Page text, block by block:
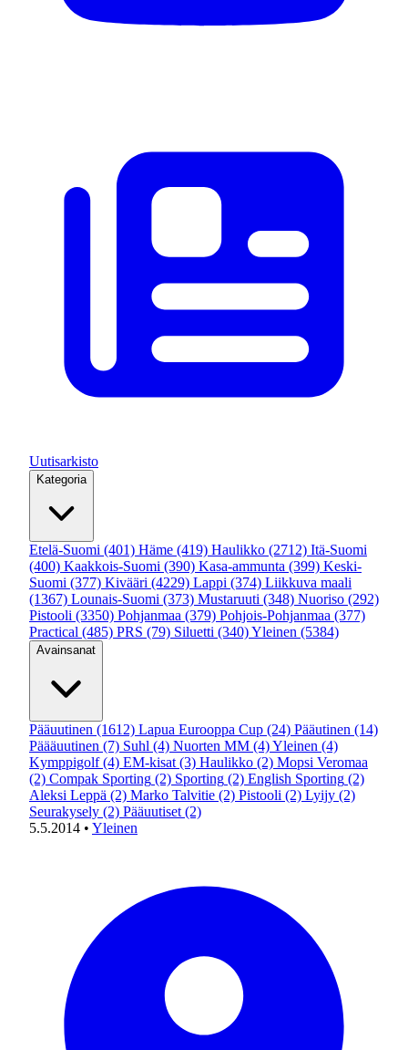
Uutisarkisto
Kategoria
Etelä-Suomi (401) Häme (419) Haulikko (2712) Itä-Suomi
(400) Kaakkois-Suomi (390) Kasa-ammunta (399) Keski-
Suomi (377) Kivääri (4229) Lappi (374) Liikkuva maali
(1367) Lounais-Suomi (373) Mustaruuti (348) Nuoriso (292)
Pistooli (3350) Pohjanmaa (379) Pohjois-Pohjanmaa (377)
Practical (485) PRS (79) Siluetti (340)Yleinen (5384)
Avainsanat
Pääuutinen (1612) Lapua Eurooppa Cup (24) Pääutinen (14)
Päääuutinen (7) Suhl (4) Nuorten MM (4)Yleinen (4)
Kymppigolf (4) EM-kisat (3) Haulikko (2) Mopsi Veromaa
(2) Compak Sporting (2) Sporting (2) English Sporting (2)
Aleksi Leppä (2) Marko Talvitie (2) Pistooli (2) Lyijy (2)
Seurakysely (2) Pääuutiset (2)
5.5.2014 • Yleinen